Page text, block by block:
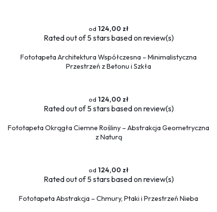
Motocykle
Sport
124,00 zł
Ratedout of 5 stars based onreview(s)
Fototapeta Architektura Współczesna – Minimalistyczna
Przestrzeń z Betonu i Szkła
124,00 zł
Ratedout of 5 stars based onreview(s)
Fototapeta Okrągła Ciemne Rośliny – Abstrakcja Geometryczna
z Naturą
124,00 zł
Ratedout of 5 stars based onreview(s)
Fototapeta Abstrakcja – Chmury, Ptaki i Przestrzeń Nieba